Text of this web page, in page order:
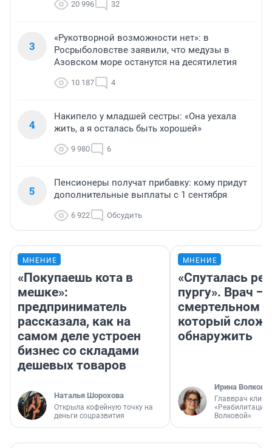
20 996 32
3
«Рукотворной возможности нет»: в
Росрыболовстве заявили, что медузы в
Азовском море останутся на десятилетия
10 187 4
4
Накипело у младшей сестры: «Она уехала
жить, а я осталась быть хорошей»
9 980 6
5
Пенсионеры получат прибавку: кому придут
дополнительные выплаты с 1 сентября
6 922 Обсудить
МНЕНИЕ
«Покупаешь кота в
мешке»:
предприниматель
рассказала, как на
самом деле устроен
бизнес со складами
дешевых товаров
Наталья Шорохова
Открыла кофейную точку на
деньги соцразвития
МНЕНИЕ
«Спуталась
пургу». Врач —
смертельном
который
обнаружить
Ирина Волкова
Главврач
«Реабилитация
Волковой»